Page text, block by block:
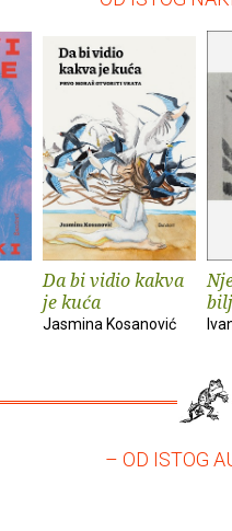
Da bi vidio kakva
je kuća
Jasmina Kosanović
– OD ISTOG